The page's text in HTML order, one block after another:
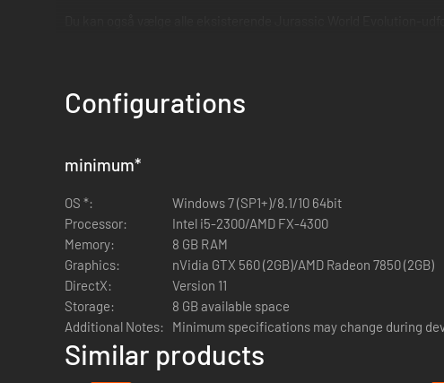
Configurations
minimum*
OS *:
Windows 7 (SP1+)/8.1/10 64bit
Processor:
Intel i5-2300/AMD FX-4300
Memory:
8 GB RAM
Graphics:
nVidia GTX 560 (2GB)/AMD Radeon 7850 (2GB)
DirectX:
Version 11
Storage:
8 GB available space
Additional Notes:
Minimum specifications may change during
Similar products